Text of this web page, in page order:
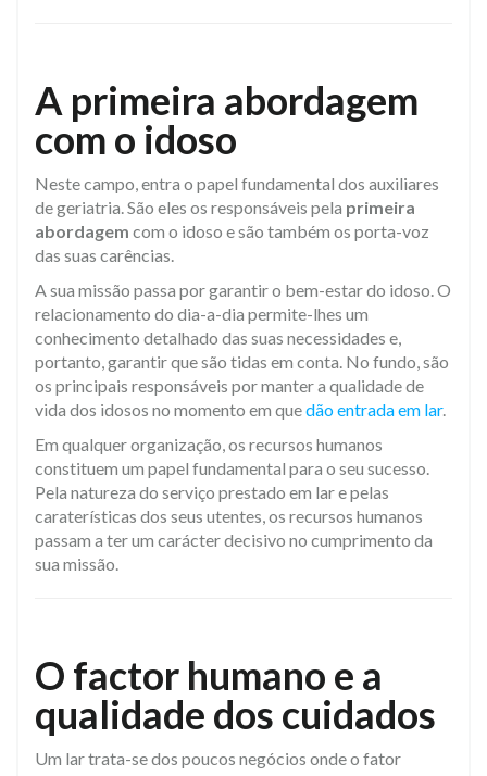
A primeira abordagem
com o idoso
Neste campo, entra o papel fundamental dos auxiliares
de geriatria. São eles os responsáveis pela primeira
abordagem com o idoso e são também os porta-voz
das suas carências.
A sua missão passa por garantir o bem-estar do idoso. O
relacionamento do dia-a-dia permite-lhes um
conhecimento detalhado das suas necessidades e,
portanto, garantir que são tidas em conta. No fundo, são
os principais responsáveis por manter a qualidade de
vida dos idosos no momento em quedão entrada em lar.
Em qualquer organização, os recursos humanos
constituem um papel fundamental para o seu sucesso.
Pela natureza do serviço prestado em lar e pelas
caraterísticas dos seus utentes, os recursos humanos
passam a ter um carácter decisivo no cumprimento da
sua missão.
O factor humano e a
qualidade dos cuidados
Um lar trata-se dos poucos negócios onde o fator